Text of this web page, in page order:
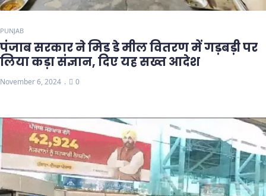
PUNJAB
पंजाब सरकार ने मिड डे मील वितरण में गड़बड़ी पर
लिया कड़ा संज्ञान, दिए यह सख्त आदेश
November 6, 2024 0